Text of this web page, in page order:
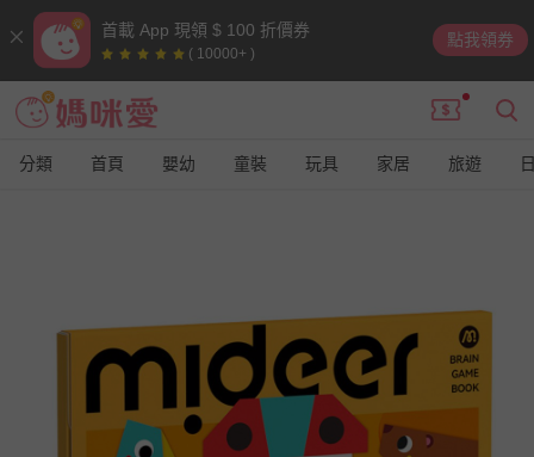
首載 App 現領 $ 100 折價券
( 10000+ )
點我領券
分類 首頁 嬰幼 童裝 玩具 家居 旅遊